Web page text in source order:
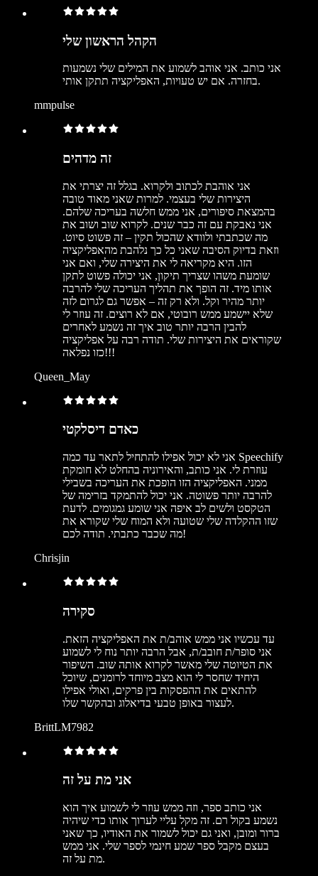
הקהל הראשון שלי
אני כותב. אני אוהב לשמוע את המילים שלי נשמעות
בחזרה. אם יש טעויות, האפליקציה תתקן אותי.
mmpulse
זה מדהים
אני אוהבת לכתוב ולקרוא. בגלל זה יצרתי את
היצירות שלי בעצמי. למרות שאני מאוד טובה
בהמצאת סיפורים, אני ממש חלשה בעריכה שלהם.
אני נאבקת עם זה כבר שנים. לקרוא שוב ושוב את
מה שכתבתי ולוודא שהכול תקין – זה פשוט סיוט.
וזאת בדיוק הסיבה שאני כל כך נלהבת מהאפליקציה
הזו. היא מקריאה לי את היצירה שלי, ואם אני
שומעת משהו שצריך תיקון, אני יכולה פשוט לתקן
אותו מיד. זה הופך את תהליך העריכה שלי להרבה
יותר מהיר וקל. ולא רק זה – אפשר גם לגרום לזה
שלא יישמע ממש רובוטי, אם לא רוצים. זה עוזר לי
להבין הרבה יותר טוב איך זה נשמע לאחרים
שקוראים את היצירות שלי. תודה רבה על אפליקציה
כזו נפלאה!!!
Queen_May
כאדם דיסלקטי
אני לא יכול אפילו להתחיל לתאר עד כמה Speechify
עוזרת לי. אני כותב, והאירוניה בהחלט לא חומקת
ממני. האפליקציה הזו הופכת את העריכה בשבילי
להרבה יותר פשוטה. אני יכול להתמקד בזרימה של
הטקסט ולשים לב איפה אני שומע גמגומים. לדעת
שזו ההקלדה שלי שטועה ולא המוח שלי שקורא את
מה שכבר כתבתי. תודה לכם!
Chrisjin
סקירה
עד עכשיו אני ממש אוהב/ת את האפליקציה הזאת.
אני סופר/ת חובב/ת, אבל הרבה יותר נוח לי לשמוע
את הטיוטה שלי מאשר לקרוא אותה שוב. השיפור
היחיד שחסר לי הוא מצב מיוחד לרומנים, שיוכל
להתאים את ההפסקות בין פרקים, ואולי אפילו
לעצור באופן טבעי בדיאלוג ובהקשר שלו.
BrittLM7982
אני מת על זה
אני כותב ספר, וזה ממש עוזר לי לשמוע איך הוא
נשמע בקול רם. זה מקל עליי לערוך אותו כדי שיהיה
ברור ומובן, ואני גם יכול לשמור את האודיו, כך שאני
בעצם מקבל ספר שמע חינמי לספר שלי. אני ממש
מת על זה.